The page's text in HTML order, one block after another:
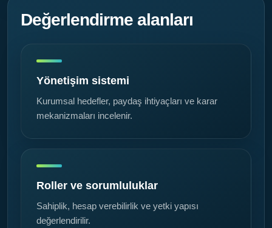
Değerlendirme alanları
Yönetişim sistemi
Kurumsal hedefler, paydaş ihtiyaçları ve karar
mekanizmaları incelenir.
Roller ve sorumluluklar
Sahiplik, hesap verebilirlik ve yetki yapısı
değerlendirilir.